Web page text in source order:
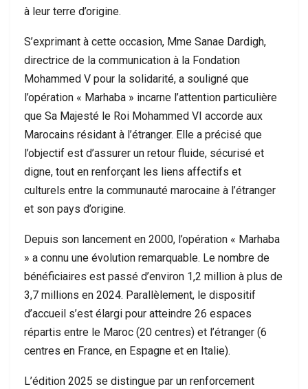
à leur terre d’origine.
S’exprimant à cette occasion, Mme Sanae Dardigh,
directrice de la communication à la Fondation
Mohammed V pour la solidarité, a souligné que
l’opération « Marhaba » incarne l’attention particulière
que Sa Majesté le Roi Mohammed VI accorde aux
Marocains résidant à l’étranger. Elle a précisé que
l’objectif est d’assurer un retour fluide, sécurisé et
digne, tout en renforçant les liens affectifs et
culturels entre la communauté marocaine à l’étranger
et son pays d’origine.
Depuis son lancement en 2000, l’opération « Marhaba
» a connu une évolution remarquable. Le nombre de
bénéficiaires est passé d’environ 1,2 million à plus de
3,7 millions en 2024. Parallèlement, le dispositif
d’accueil s’est élargi pour atteindre 26 espaces
répartis entre le Maroc (20 centres) et l’étranger (6
centres en France, en Espagne et en Italie).
L’édition 2025 se distingue par un renforcement